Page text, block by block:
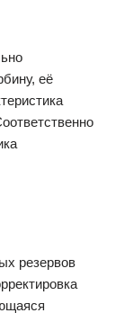
её
резервов